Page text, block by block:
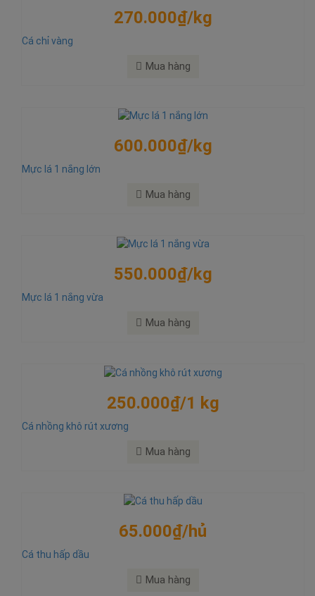
270.000₫/kg
Cá chỉ vàng
Mua hàng
600.000₫/kg
Mực lá 1 nắng lớn
Mua hàng
550.000₫/kg
Mực lá 1 nắng vừa
Mua hàng
250.000₫/1 kg
Cá nhồng khô rút xương
Mua hàng
65.000₫/hủ
Cá thu hấp dầu
Mua hàng